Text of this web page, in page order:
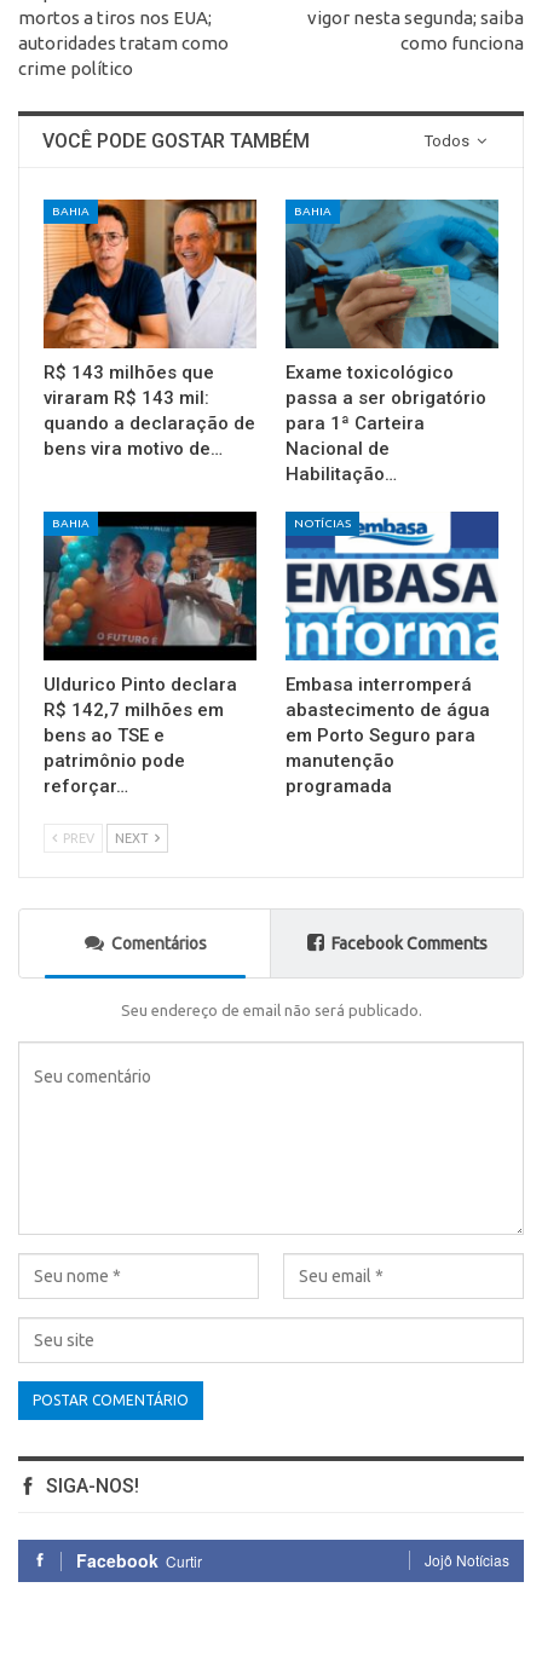
mortos a tiros nos EUA;
autoridades tratam como
crime político
vigor nesta segunda; saiba
como funciona
Todos
VOCÊ PODE GOSTAR TAMBÉM
BAHIA
R$ 143 milhões que
viraram R$ 143 mil:
quando a declaração de
bens vira motivo de…
BAHIA
Exame toxicológico
passa a ser obrigatório
para 1ª Carteira
Nacional de
Habilitação…
BAHIA
Uldurico Pinto declara
R$ 142,7 milhões em
bens ao TSE e
patrimônio pode
reforçar…
NOTÍCIAS
Embasa interromperá
abastecimento de água
em Porto Seguro para
manutenção
programada
PREV NEXT
Comentários Facebook Comments
Seu endereço de email não será publicado.
SIGA-NOS!
Facebook Curtir Jojô Notícias